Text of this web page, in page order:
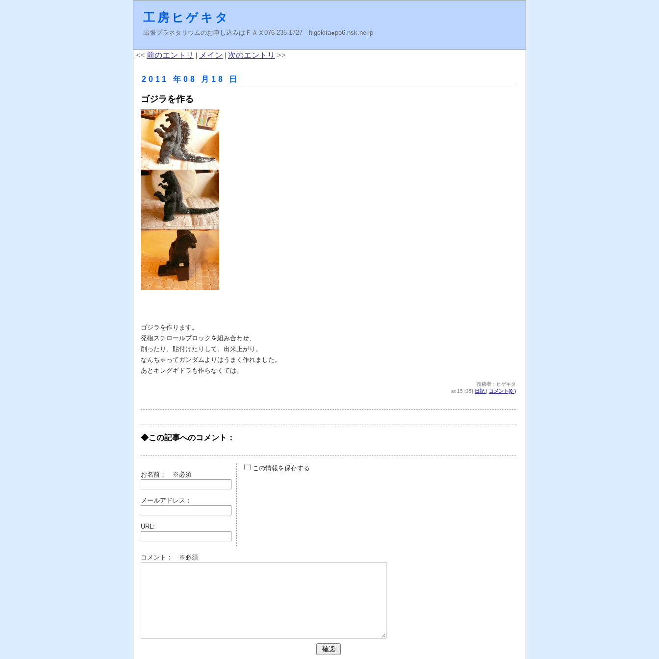
工房ヒゲキタ
出張プラネタリウムのお申し込みはＦＡＸ076-235-1727 higekita●po6.nsk.ne.jp
<< 前のエントリ | メイン | 次のエントリ >>
2011 年08 月18 日
ゴジラを作る
ゴジラを作ります。
発砲スチロールブロックを組み合わせ、
削ったり、貼付けたりして。出来上がり。
なんちゃってガンダムよりはうまく作れました。
あとキングギドラも作らなくては。
投稿者：ヒゲキタ
at 15 :35| 日記| コメント(0 )
◆この記事へのコメント：
お名前： ※必須
メールアドレス：
URL:
この情報を保存する
コメント： ※必須